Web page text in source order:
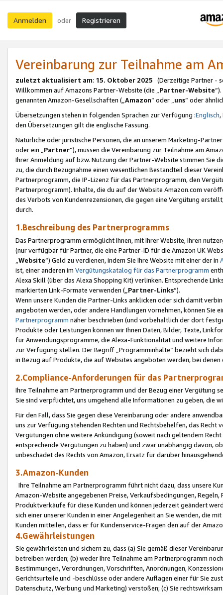
Anmelden oder Registrieren
Vereinbarung zur Teilnahme am
zuletzt aktualisiert am: 15. Oktober 2025 (Derzeitige Partner -
Willkommen auf Amazons Partner-Website (die „Partner-Website
genannten Amazon-Gesellschaften („Amazon“ oder „uns“ oder
Übersetzungen stehen in folgenden Sprachen zur Verfügung :Englisch,
den Übersetzungen gilt die englische Fassung.
Natürliche oder juristische Personen, die an unserem Marketing-
oder ein „Partner“), müssen die Vereinbarung zur Teilnahme am
Ihrer Anmeldung auf bzw. Nutzung der Partner-Website stimmen Sie
zu, die durch Bezugnahme einen wesentlichen Bestandteil dieser
Partnerprogramm, die IP-Lizenz für das Partnerprogramm, den
Partnerprogramm). Inhalte, die du auf der Website Amazon.com
des Verbots von Kundenrezensionen, die gegen eine Vergütung
durch.
1.Beschreibung des Partnerprogramms
Das Partnerprogramm ermöglicht Ihnen, mit Ihrer Website, Ihren
(nur verfügbar für Partner, die eine Partner-ID für die Amazon UK
Website“) Geld zu verdienen, indem Sie Ihre Website mit einer der in
ist, einer anderen im Vergütungskatalog für das Partnerprogramm
Alexa Skill (über das Alexa Shopping Kit) verlinken. Entsprechende
markierten Link-Formate verwenden („ Partner-Links“).
Wenn unsere Kunden die Partner-Links anklicken oder sich damit
angeboten werden, oder andere Handlungen vornehmen, können Sie
Partnerprogramm näher beschrieben (und vorbehaltlich der dort
Produkte oder Leistungen können wir Ihnen Daten, Bilder, Texte,
für Anwendungsprogramme, die Alexa-Funktionalität und weitere
zur Verfügung stellen. Der Begriff „Programminhalte“ bezieht sich
in Bezug auf Produkte, die auf Websites angeboten werden, bei
2.Compliance-Anforderungen für das
Ihre Teilnahme am Partnerprogramm und der Bezug einer Vergütung
Sie sind verpflichtet, uns umgehend alle Informationen zu geben, die
Für den Fall, dass Sie gegen diese Vereinbarung oder andere
uns zur Verfügung stehenden Rechten und Rechtsbehelfen, das
Vergütungen ohne weitere Ankündigung (soweit nach geltendem
entsprechende Vergütungen zu haben) und zwar unabhängig davon,
unbeschadet des Rechts von Amazon, Ersatz für darüber
3.Amazon-Kunden
Ihre Teilnahme am Partnerprogramm führt nicht dazu, dass unsere
Amazon-Website angegebenen Preise, Verkaufsbedingungen,
Produktverkäufe für diese Kunden und können jederzeit geändert
sich einer unserer Kunden in einer Angelegenheit an Sie wenden, die
Kunden mitteilen, dass er für Kundenservice-Fragen den auf der
4.Gewährleistungen
Sie gewährleisten und sichern zu, dass (a) Sie gemäß dieser
betreiben werden; (b) weder Ihre Teilnahme am Partnerprogramm
Bestimmungen, Verordnungen, Vorschriften, Anordnungen,
Gerichtsurteile und -beschlüsse oder andere Auflagen einer für Sie
Datenschutz, Werbung und Marketing) verstoßen; (c) Sie